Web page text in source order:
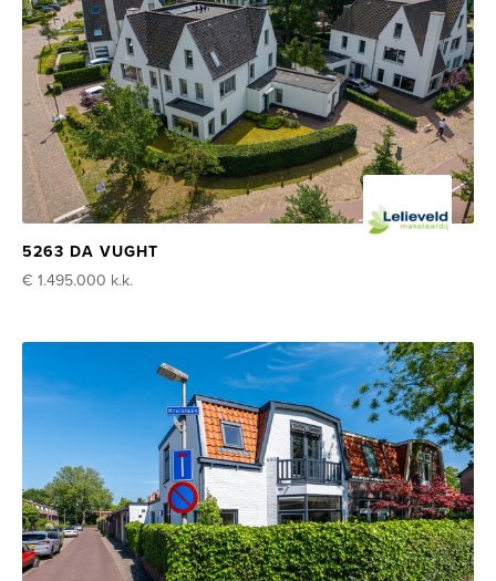
5263 DA VUGHT
€ 1.495.000 k.k.